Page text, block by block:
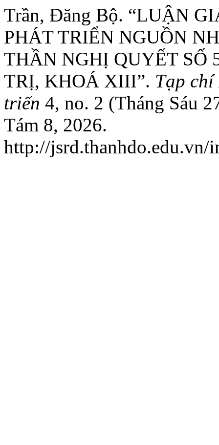
Trần, Đăng Bộ. “LUẬN
PHÁT TRIỂN NGUỒN
THẦN NGHỊ QUYẾT SỐ
TRỊ, KHOÁ XIII”. Tạp chí
triển 4, no. 2 (Tháng Sáu
Tám 8, 2026.
http://